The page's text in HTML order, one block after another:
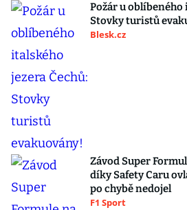
Požár u oblíbeného
Stovky turistů
Blesk.cz
Závod Super
díky Safety Caru
po chybě nedojel
F1 Sport